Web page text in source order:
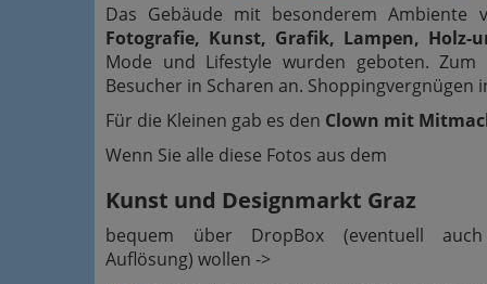
Das Gebäude mit besonderem
Fotografie, Kunst, Grafik, Lampen, Holz-
Mode und Lifestyle wurden geboten.
Besucher in Scharen an.
Für die Kleinen gab es den Clown mit
Wenn Sie alle diese Fotos aus dem
Kunst und Designmarkt Graz
bequem über DropBox (eventuell
Auflösung) wollen ->